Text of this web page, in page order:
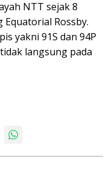
NTT sejak 8
Rossby.
yakni 91S dan 94P
langsung pada